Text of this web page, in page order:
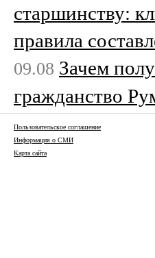
старшинству:
правила
09.08 Зачем
гражданство
Пользовательское соглашение
Информация о СМИ
Карта сайта